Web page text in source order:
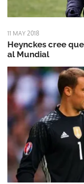
11 MAY 2018
Heynckes cree
al Mundial